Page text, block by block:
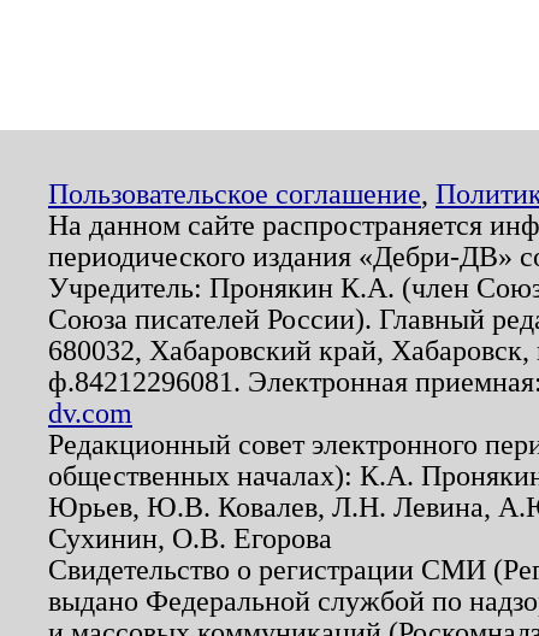
Пользовательское соглашение,
На данном сайте распространяется
периодического издания «Дебри-ДВ»
Учредитель: Пронякин К.А. (член
Союза писателей России). Главный
680032, Хабаровский край,
ф.84212296081. Электронная
dv.com
Редакционный совет электронного
общественных началах): К.А.
Юрьев, Ю.В. Ковалев, Л.Н. Левина,
Сухинин, О.В. Егорова
Свидетельство о регистрации СМИ
выдано Федеральной службой по